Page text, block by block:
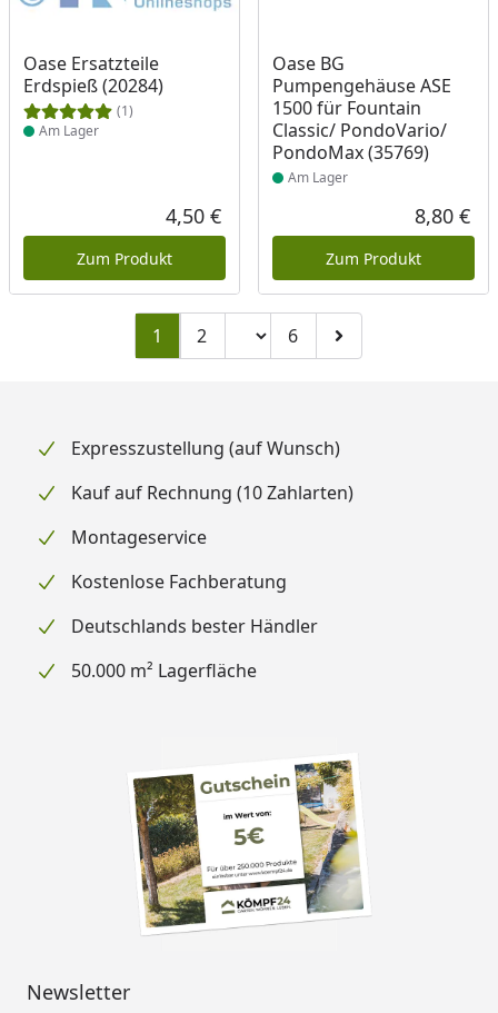
Oase Ersatzteile
Erdspieß (20284)
(1)
Produkt am Lager
Am Lager
Aktueller Preis
4,50 €
Zum Produkt
Oase BG
Pumpengehäuse ASE
1500 für Fountain
Classic/ PondoVario/
PondoMax (35769)
Produkt am Lager
Am Lager
8,80 €
Zum Produkt
1 Zu Seite 2
2 Seitenzahl ändern
Zu Seite 6
6 Zur nächsten Seite
Expresszustellung (auf Wunsch)
Kauf auf Rechnung (10 Zahlarten)
Montageservice
Kostenlose Fachberatung
Deutschlands bester Händler
50.000 m² Lagerfläche
Newsletter